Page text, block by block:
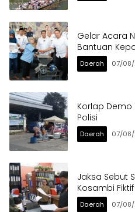
Gelar Acara
Bantuan
Daerah 07/
Korlap Demo
Polisi
Daerah 07/
Jaksa Sebut
Kosambi Fiktif
Daerah 07/